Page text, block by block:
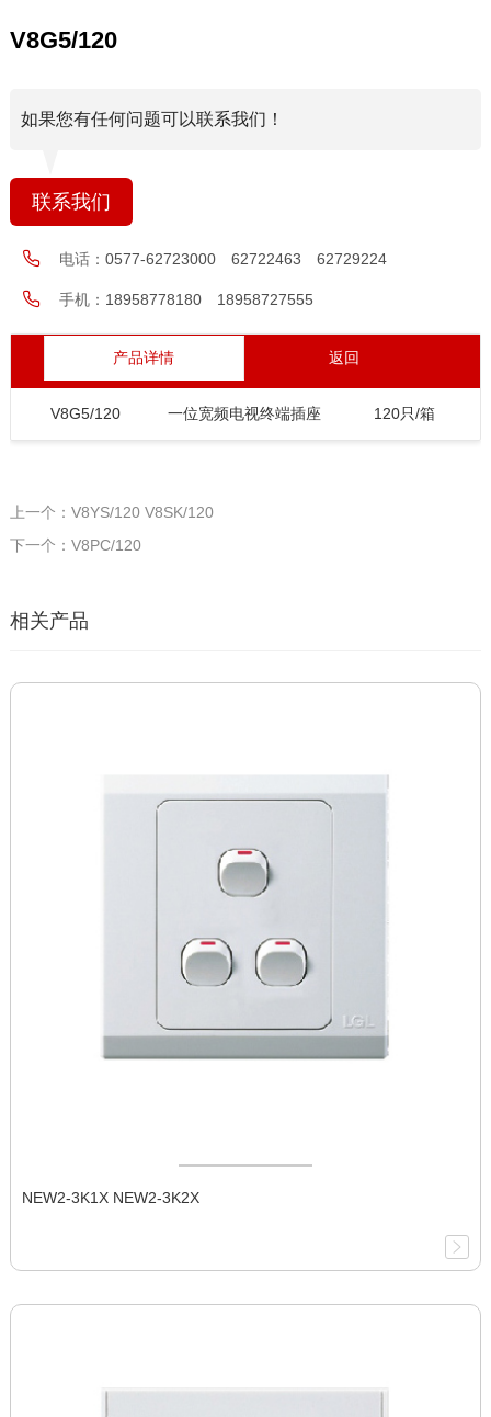
V8G5/120
如果您有任何问题可以联系我们！
联系我们
电话： 0577-62723000 62722463 62729224
手机： 18958778180 18958727555
产品详情 返回
V8G5/120 一位宽频电视终端插座 120只/箱
上一个：V8YS/120 V8SK/120
下一个：V8PC/120
相关产品
NEW2-3K1X NEW2-3K2X